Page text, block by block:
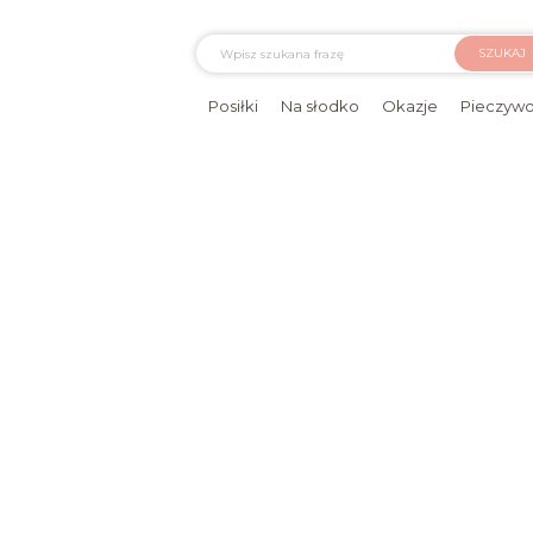
SZUKAJ
Posiłki Na słodko Okazje